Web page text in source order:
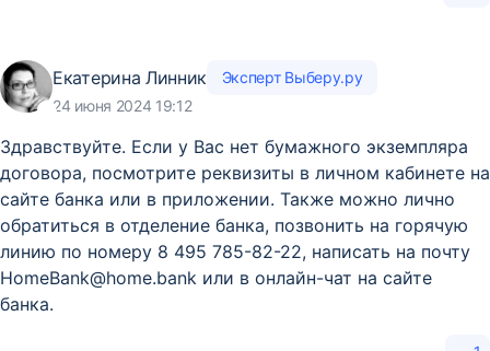
Екатерина Линник
Эксперт Выберу.ру
24 июня 2024 19:12
Здравствуйте. Если у Вас нет бумажного экземпляра
договора, посмотрите реквизиты в личном кабинете на
сайте банка или в приложении. Также можно лично
обратиться в отделение банка, позвонить на горячую
линию по номеру 8 495 785-82-22, написать на почту
HomeBank@home.bank или в онлайн-чат на сайте
банка.